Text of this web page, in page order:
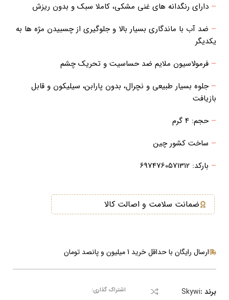
– دارای رنگدانه های غنی مشکی، کاملا سبک و بدون ریزش
– ضد آب با ماندگاری بسیار بالا و جلوگیری از چسبیدن مژه ها به
یکدیگر
– فرمولاسیون ملایم ضد حساسیت و تحریک چشم
– جلوه بسیار طبیعی و نچرال، بدون پارابن، سیلیکون و قابل
بازیافت
– حجم: 4 گرم
– ساخت کشور چین
– بارکد: 6974760571312
ضمانت سلامت و اصالت کالا
ارسال رایگان با حداقل خرید 1 میلیون و پانصد تومان
برند :Skywi اشتراک گذاری: